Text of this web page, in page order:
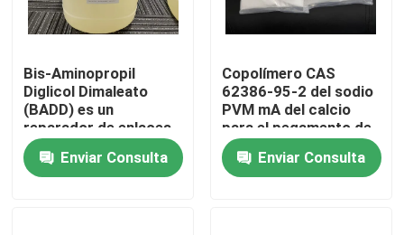
Hogar
Productos
Bis-Aminopropil
Diglicol Dimaleato
(BADD) es un
reparador de enlaces
capilares que restaura
la fuerza y la
integridad de los
Enviar Consulta
Copolímero CAS
62386-95-2 del sodio
PVM mA del calcio
para el pegamento de
la dentadura
Enviar Consulta